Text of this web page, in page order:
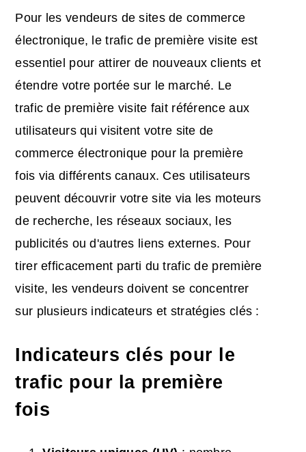
Pour les vendeurs de sites de commerce
électronique, le trafic de première visite est
essentiel pour attirer de nouveaux clients et
étendre votre portée sur le marché. Le
trafic de première visite fait référence aux
utilisateurs qui visitent votre site de
commerce électronique pour la première
fois via différents canaux. Ces utilisateurs
peuvent découvrir votre site via les moteurs
de recherche, les réseaux sociaux, les
publicités ou d'autres liens externes. Pour
tirer efficacement parti du trafic de première
visite, les vendeurs doivent se concentrer
sur plusieurs indicateurs et stratégies clés :
Indicateurs clés pour le
trafic pour la première
fois